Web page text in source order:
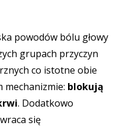
powodów bólu głowy
grupach przyczyn
co istotne obie
mechanizmie: blokują
. Dodatkowo
się